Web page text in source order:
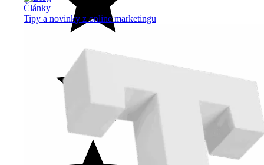
Články
Tipy a novinky z online marketingu